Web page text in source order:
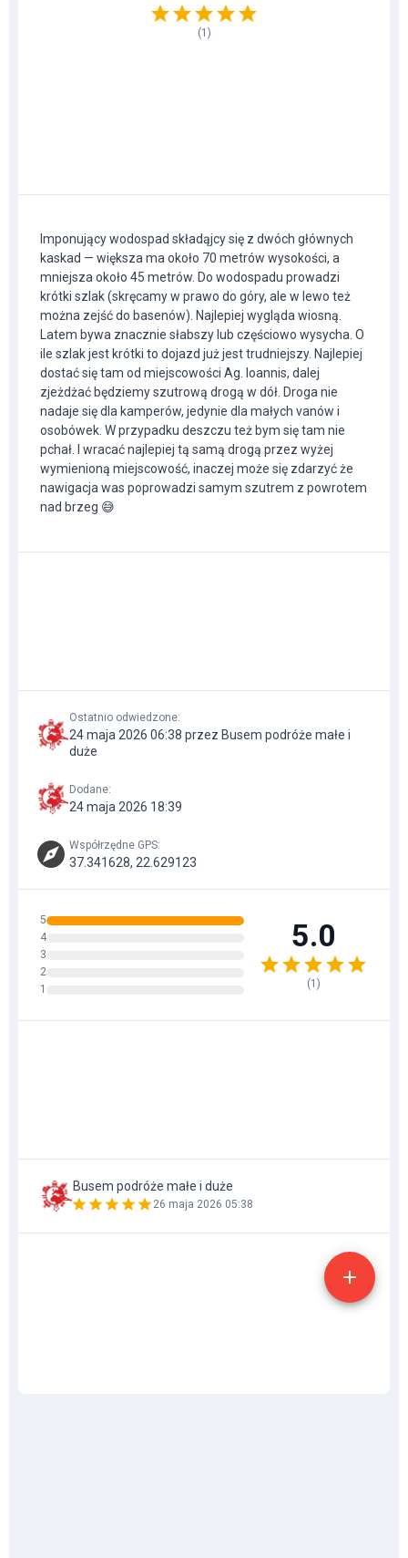
(1 )
Imponujący wodospad składąjcy się z dwóch głównych
kaskad — większa ma około 70 metrów wysokości, a
mniejsza około 45 metrów. Do wodospadu prowadzi
krótki szlak (skręcamy w prawo do góry, ale w lewo też
można zejść do basenów). Najlepiej wygląda wiosną.
Latem bywa znacznie słabszy lub częściowo wysycha. O
ile szlak jest krótki to dojazd już jest trudniejszy. Najlepiej
dostać się tam od miejscowości Ag. Ioannis, dalej
zjeżdżać będziemy szutrową drogą w dół. Droga nie
nadaje się dla kamperów, jedynie dla małych vanów i
osobówek. W przypadku deszczu też bym się tam nie
pchał. I wracać najlepiej tą samą drogą przez wyżej
wymienioną miejscowość, inaczej może się zdarzyć że
nawigacja was poprowadzi samym szutrem z powrotem
nad brzeg 😅
Ostatnio odwiedzone:
24 maja 2026 06:38 przez Busem podróże małe i
duże
Dodane:
24 maja 2026 18:39
Współrzędne GPS:
37.341628, 22.629123
5
4
3
2
1
5.0
(1 )
Busem podróże małe i duże
26 maja 2026 05:38